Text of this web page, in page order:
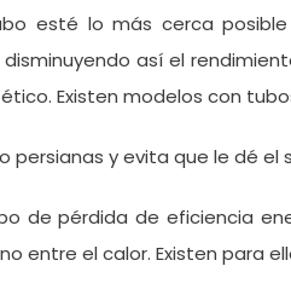
esté lo más cerca
así el
Existen modelos con
persianas y evita que le dé el
de pérdida de eficiencia
entre el calor. Existen para